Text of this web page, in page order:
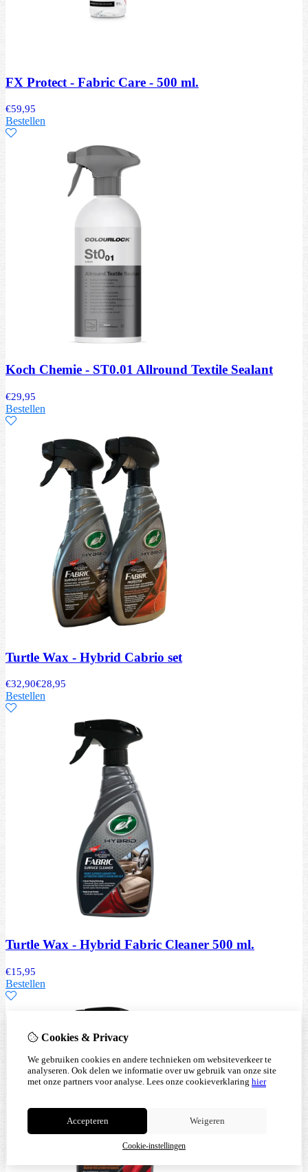
FX Protect - Fabric Care - 500 ml.
€59,95
Bestellen
Koch Chemie - ST0.01 Allround Textile Sealant
€29,95
Bestellen
Turtle Wax - Hybrid Cabrio set
€32,90€28,95
Bestellen
Turtle Wax - Hybrid Fabric Cleaner 500 ml.
€15,95
Bestellen
Cookies & Privacy
We gebruiken cookies en andere technieken om websiteverkeer te
analyseren. Ook delen we informatie over uw gebruik van onze site
met onze partners voor analyse. Lees onze cookieverklaring hier
Accepteren Weigeren
Cookie-instellingen